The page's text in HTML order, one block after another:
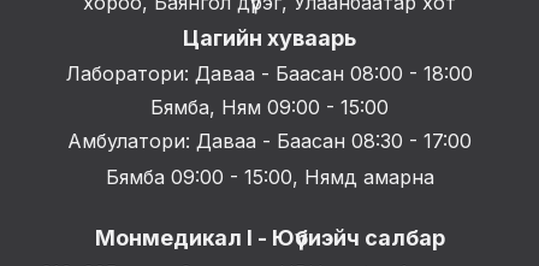
Цагийн хуваарь
Лаборатори: Даваа - Баасан 08:00 - 18:00
Бямба, Ням 09:00 - 15:00
Амбулатори: Даваа - Баасан 08:30 - 17:00
Бямба 09:00 - 15:00, Нямд амарна
Монмедикал I - Юүбиэйч салбар